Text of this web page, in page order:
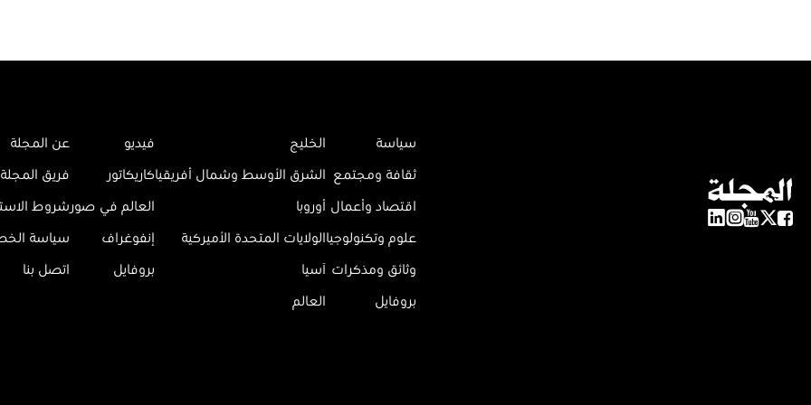
سياسة
ثقافة ومجتمع
اقتصاد وأعمال
علوم وتكنولوجيا
وثائق ومذكرات
بروفايل
الخليج
الشرق الأوسط وشمال أفريقيا
أوروبا
الولايات المتحدة الأميركية
آسيا
العالم
فيديو
كاريكاتور
العالم في صور
إنفوغراف
بروفايل
عن المجلة
فريق المجلة
شروط
سياسة
اتصل بنا